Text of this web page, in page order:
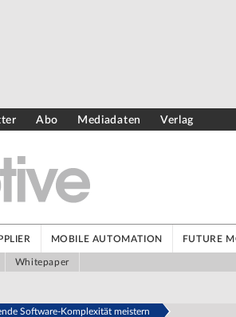
Abo Mediadaten Verlag
MOBILE AUTOMATION FUTURE
Whitepaper
Software-Komplexität meistern